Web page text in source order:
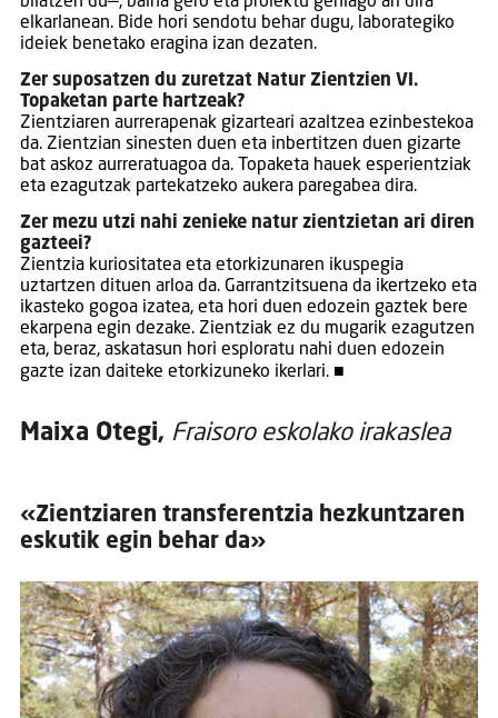
elkarlanean. Bide hori sendotu behar dugu, laborategiko
ideiek benetako eragina izan dezaten.
Zer suposatzen du zuretzat Natur Zientzien VI.
Topaketan parte hartzeak?
Zientziaren aurrerapenak gizarteari azaltzea ezinbestekoa
da. Zientzian sinesten duen eta inbertitzen duen gizarte
bat askoz aurreratuagoa da. Topaketa hauek esperientziak
eta ezagutzak partekatzeko aukera paregabea dira.
Zer mezu utzi nahi zenieke natur zientzietan ari diren
gazteei?
Zientzia kuriositatea eta etorkizunaren ikuspegia
uztartzen dituen arloa da. Garrantzitsuena da ikertzeko eta
ikasteko gogoa izatea, eta hori duen edozein gaztek bere
ekarpena egin dezake. Zientziak ez du mugarik ezagutzen
eta, beraz, askatasun hori esploratu nahi duen edozein
gazte izan daiteke etorkizuneko ikerlari. ■
Maixa Otegi, Fraisoro eskolako irakaslea
«Zientziaren transferentzia hezkuntzaren
eskutik egin behar da»